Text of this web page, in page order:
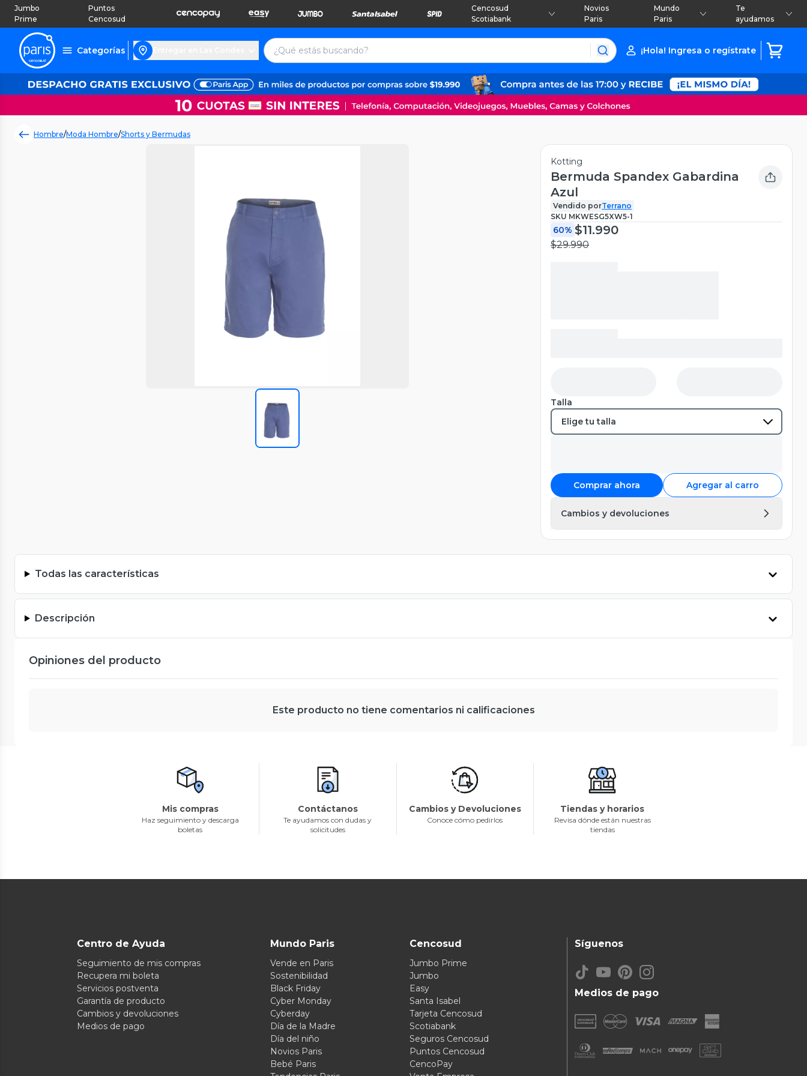
Jumbo
Prime
Puntos
Cencosud
Cencosud
Scotiabank
Novios
Paris
Mundo
Paris
Te
ayudamos
Categorías ¡Hola! Ingresa o regístrate
Hombre/Moda Hombre/Shorts y Bermudas
Kotting
Bermuda Spandex Gabardina
Azul
Vendido porTerrano
SKU MKWESG5XW5-1
60% $11.990
$29.990
Talla
Comprar ahora Agregar al carro
Cambios y devoluciones
Todas las características
Descripción
Opiniones del producto
Este producto no tiene comentarios ni calificaciones
Mis compras
Haz seguimiento y descarga
boletas
Contáctanos
Te ayudamos con dudas y
solicitudes
Cambios y Devoluciones
Conoce cómo pedirlos
Tiendas y horarios
Revisa dónde están nuestras
tiendas
Centro de Ayuda
Seguimiento de mis compras
Recupera mi boleta
Servicios postventa
Garantía de producto
Cambios y devoluciones
Medios de pago
Mundo Paris
Vende en Paris
Sostenibilidad
Black Friday
Cyber Monday
Cyberday
Día de la Madre
Día del niño
Novios Paris
Bebé Paris
Cencosud
Jumbo Prime
Jumbo
Easy
Santa Isabel
Tarjeta Cencosud
Scotiabank
Seguros Cencosud
Puntos Cencosud
CencoPay
Medios de pago
Síguenos